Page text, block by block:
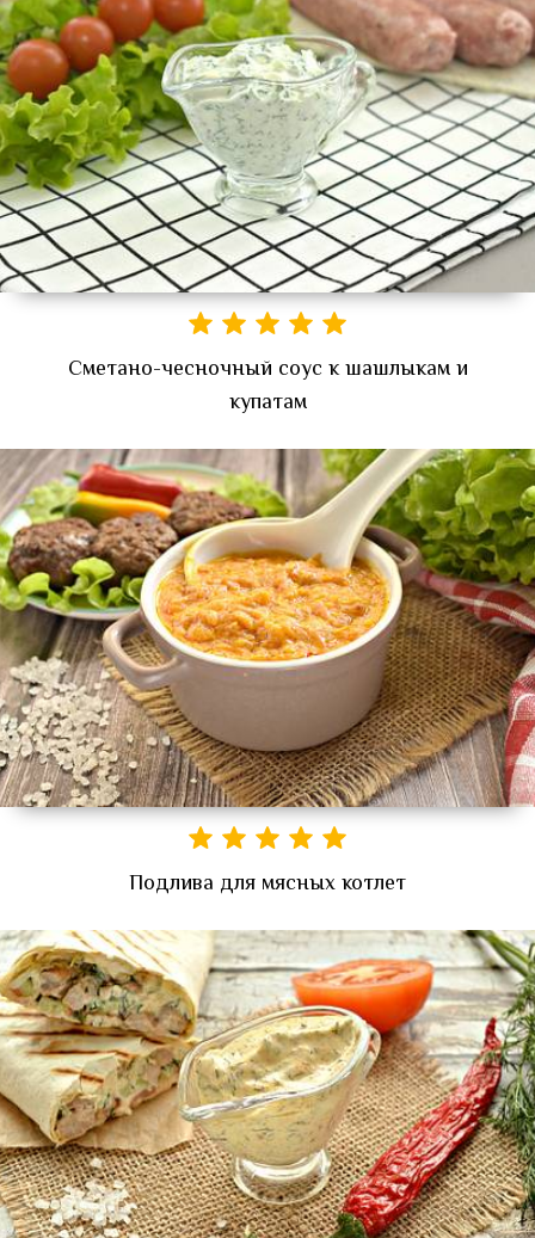
Сметано-чесночный соус к шашлыкам и
купатам
Подлива для мясных котлет